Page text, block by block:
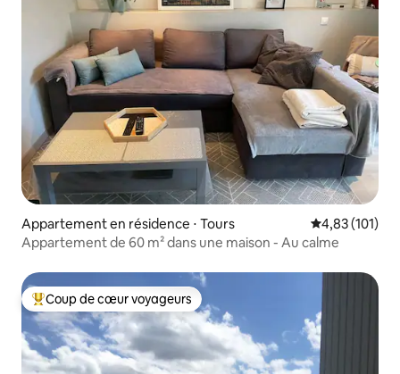
Appartement en résidence ⋅ Tours Évaluation
4,83 (101)
Appartement de 60 m² dans une maison - Au calme
Coups de cœur voyageurs les plus appréciés
Coup de cœur voyageurs